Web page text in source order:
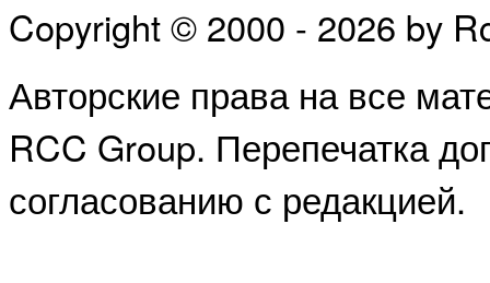
Copyright © 2000 - 2026 by
Авторские права на все
RCC Group. Перепечатка
согласованию с редакцией.